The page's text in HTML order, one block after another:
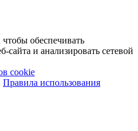
обеспечивать
сайта и анализировать сетевой
cookie
Правила использования